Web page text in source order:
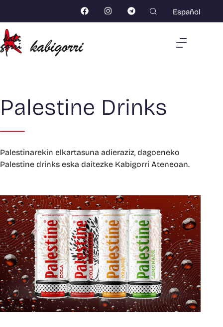
Español
Palestine Drinks
Palestinarekin elkartasuna adieraziz, dagoeneko
Palestine drinks eska daitezke Kabigorri Ateneoan.